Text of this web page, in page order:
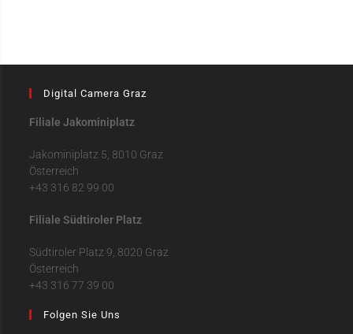
Digital Camera Graz
Filiale Jakominiplatz
Jakominiplatz 5, 8010 Graz
Österreich
+43 316 82 99 00
Filiale Südtiroler Platz
Südtiroler Platz 9, 8020 Graz
Österreich
+43 316 77 39 00
Folgen Sie Uns